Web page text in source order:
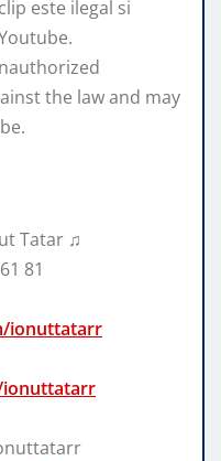
este ilegal si
the law and may
Tatar ♫
81
ionuttatarr
ionuttatarr